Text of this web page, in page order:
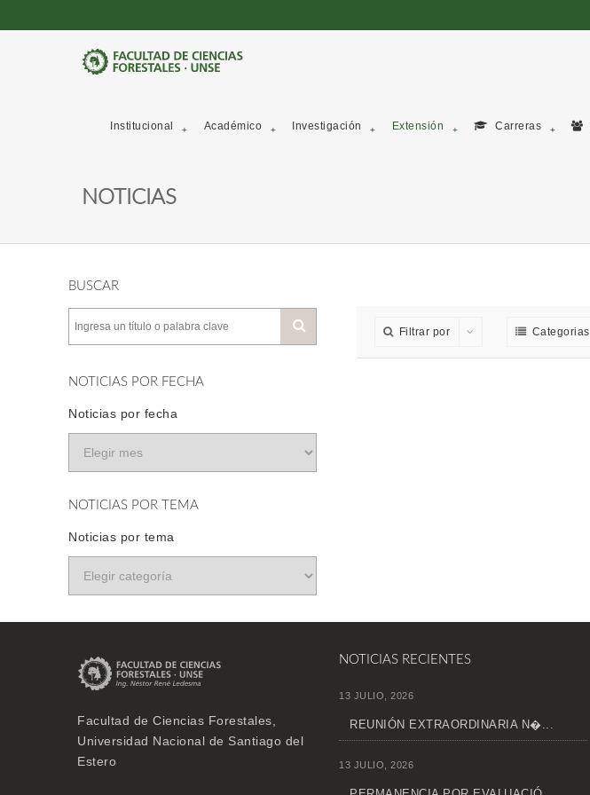
Institucional Académico Investigación Extensión Carreras
NOTICIAS
BUSCAR
NOTICIAS POR FECHA
Noticias por fecha
NOTICIAS POR TEMA
Noticias por tema
Filtrar por Categorias
Facultad de Ciencias Forestales,
Universidad Nacional de Santiago del
Estero
NOTICIAS RECIENTES
13 JULIO, 2026
REUNIÓN EXTRAORDINARIA N�...
13 JULIO, 2026